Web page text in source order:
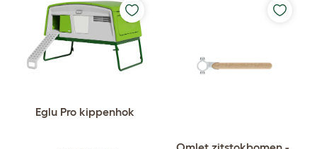
Eglu Pro kippenhok